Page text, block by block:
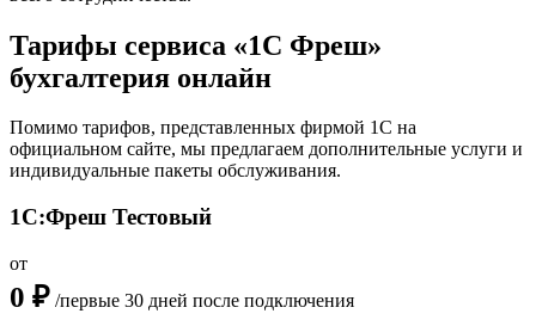
Тарифы сервиса «1С Фреш»
бухгалтерия онлайн
Помимо тарифов, представленных фирмой 1С на
официальном сайте, мы предлагаем дополнительные услуги и
индивидуальные пакеты обслуживания.
1С:Фреш Тестовый
от
0 ₽ /первые 30 дней после подключения